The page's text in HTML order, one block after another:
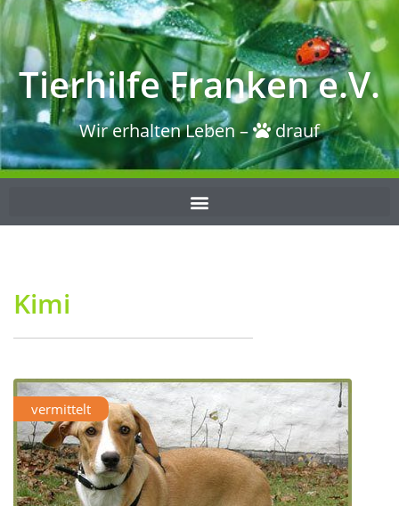
Tierhilfe Franken e.V.
Wir erhalten Leben – drauf
Kimi
vermittelt